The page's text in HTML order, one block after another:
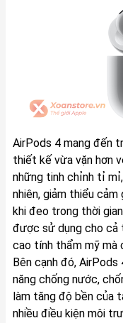
AirPods 4 mang đến
thiết kế vừa vặn hơn
những tinh chỉnh tỉ
nhiên, giảm thiểu
khi đeo trong thời
được sử dụng cho cả
cao tính thẩm mỹ mà
Bên cạnh đó,
năng chống nước,
làm tăng độ bền của
nhiều điều kiện môi